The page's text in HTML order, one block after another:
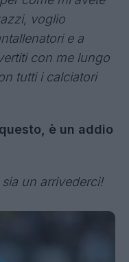
voglio
e a
con me lungo
tutti i calciatori
è un addio
un arrivederci!